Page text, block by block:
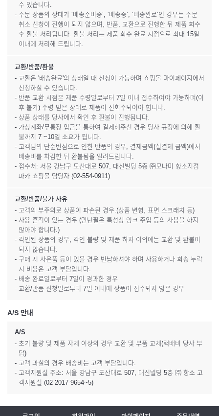
수 있습니다.
- 주문 상품의 상태가 ‘배송준비중’, ‘배송중’, ‘배송완료’인 경우는 주문
취소 신청이 진행이 되지 않으며, 반품, 교환으로 진행한 뒤 제품 회수
후 환불 처리됩니다. 환불 처리는 제품 회수 완료 시점으로 최대 15일
이내에 처리해 드립니다.
교환/반품/환불
- 교환은 '배송완료'의 상태일 때 신청이 가능하며 쇼핑몰 마이페이지에서
신청하실 수 있습니다.
- 반품 교환 시점은 제품 수령일로부터 7일 이내 접수하여야 가능하며(이
후 불가) 수령 받은 상태로 제품이 선회수되어야 합니다.
- 상품 상태를 당사에서 확인 후 환불이 진행됩니다.
- 가상계좌/무통장 입금을 통하여 결제해주신 경우 당사 규정에 의해 환
불까지 7 ~10일 소요가 됩니다.
- 고객님의 단순변심으로 인한 반품의 경우, 결제금액(실결제 금액)에서
배송비를 차감한 뒤 환불됨을 알려드립니다.
- 접수처: 서울 강남구 도산대로 507, 대신빌딩 5층 ㈜모나미 항소지점
파카 쇼핑몰 담당자 (02-554-0911)
교환/반품/불가 사유
- 고객의 부주의로 상품이 파손된 경우.(상품 변형, 표면 스크래치 등)
- 사용 흔적이 있는 경우 (만년필은 특성상 잉크 주입 등의 사용을 하지
않아야 합니다.)
- 각인된 상품의 경우, 각인 불량 및 제품 하자 이외에는 교환 및 환불이
되지 않습니다.
- 구매 시 사은품 등이 있을 경우 반납하셔야 하며 사용하거나 회송 누락
시 비용은 고객 부담입니다.
- 배송 완료일로부터 7일이 경과한 경우
- 교환/반품 신청일로부터 7일 이내에 상품이 접수되지 않은 경우
A/S 안내
A/S
- 초기 불량 및 제품 자체 이상의 경우 교환 및 부품 교체(택배비 당사 부
담)
- 고객 과실의 경우 배송비는 고객 부담입니다.
- 고객지원실 주소: 서울 강남구 도산대로 507, 대신빌딩 5층 ㈜ 항소 고
객지원실 (02-2017-9654~5)